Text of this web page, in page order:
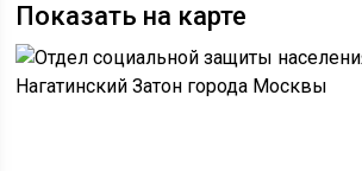
Показать на карте